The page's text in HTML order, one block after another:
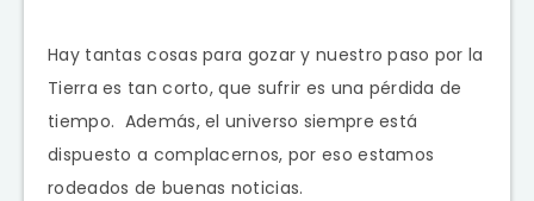
Hay tantas cosas para gozar y nuestro paso por la
Tierra es tan corto, que sufrir es una pérdida de
tiempo. Además, el universo siempre está
dispuesto a complacernos, por eso estamos
rodeados de buenas noticias.